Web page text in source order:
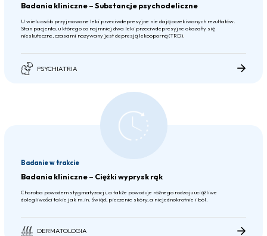
Badania kliniczne – Substancje psychodeliczne
U wielu osób przyjmowane leki przeciwdepresyjne nie dają oczekiwanych rezultatów.
Stan pacjenta, u którego co najmniej dwa leki przeciwdepresyjne okazały się
nieskuteczne, czasami nazywany jest depresją lekooporną (TRD).
PSYCHIATRIA
Badanie w trakcie
Badania kliniczne – Ciężki wyprysk rąk
Choroba powodem stygmatyzacji, a także powoduje różnego rodzaju uciążliwe
dolegliwości takie jak m.in. świąd, pieczenie skóry, a niejednokrotnie i ból.
DERMATOLOGIA